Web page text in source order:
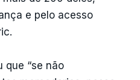
e pelo acesso
que “se não